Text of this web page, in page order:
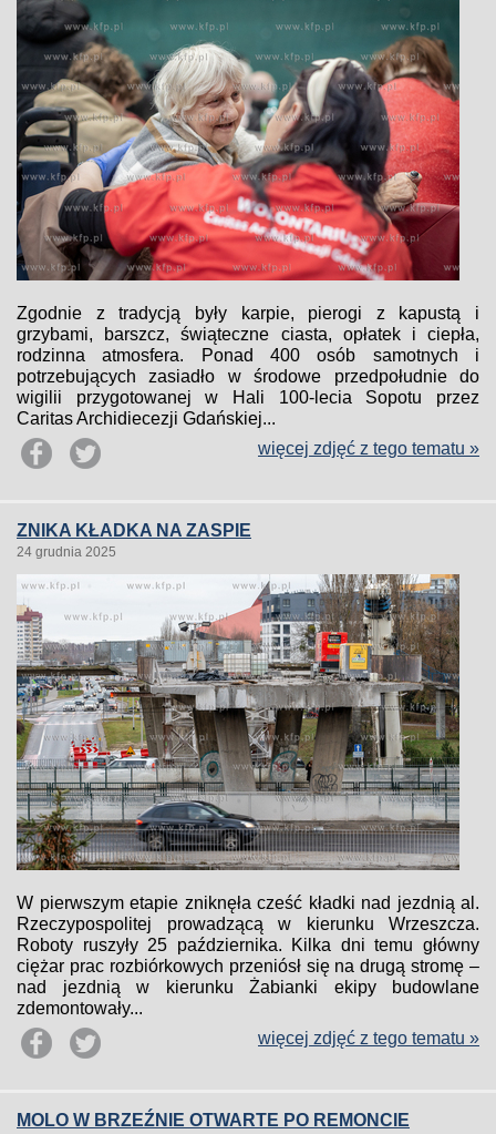
Zgodnie z tradycją były karpie, pierogi z kapustą i
grzybami, barszcz, świąteczne ciasta, opłatek i ciepła,
rodzinna atmosfera. Ponad 400 osób samotnych i
potrzebujących zasiadło w środowe przedpołudnie do
wigilii przygotowanej w Hali 100-lecia Sopotu przez
Caritas Archidiecezji Gdańskiej...
więcej zdjęć z tego tematu »
ZNIKA KŁADKA NA ZASPIE
24 grudnia 2025
W pierwszym etapie zniknęła cześć kładki nad jezdnią al.
Rzeczypospolitej prowadzącą w kierunku Wrzeszcza.
Roboty ruszyły 25 października. Kilka dni temu główny
ciężar prac rozbiórkowych przeniósł się na drugą stromę –
nad jezdnią w kierunku Żabianki ekipy budowlane
zdemontowały...
więcej zdjęć z tego tematu »
MOLO W BRZEŹNIE OTWARTE PO REMONCIE